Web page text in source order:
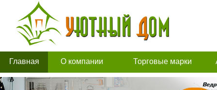
Главная О компании Торговые марки